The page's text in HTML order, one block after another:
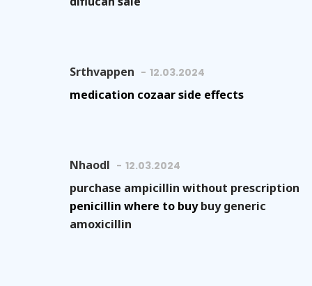
Srthvappen 12.03.2024
medication cozaar side effects
Nhaodl 12.03.2024
purchase ampicillin without prescription
penicillin where to buybuy generic
amoxicillin